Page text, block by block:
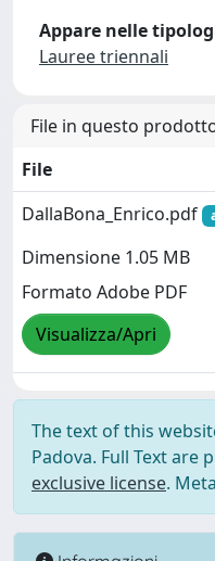
Appare nelle
Lauree triennali
File in questo
File
DallaBona_Enrico.pdf
Dimensione 1.05 MB
Formato Adobe PDF
Visualizza/Apri
The text of this
Padova. Full Text are
exclusive license.